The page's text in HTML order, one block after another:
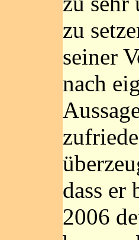
zu
seiner
nach
dass er
2006